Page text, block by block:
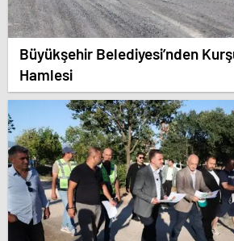
Büyükşehir Belediyesi’nden
Hamlesi